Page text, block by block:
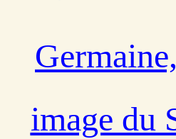
image du